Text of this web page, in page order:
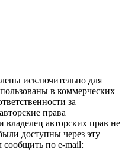
исключительно для
в коммерческих
за
права
авторских прав не
доступны через эту
сообщить по e-mail: